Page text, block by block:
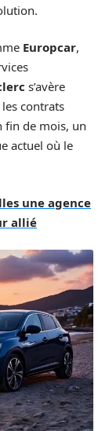
Europcar,
s’avère
contrats
fin de mois, un
actuel où le
une agence
allié